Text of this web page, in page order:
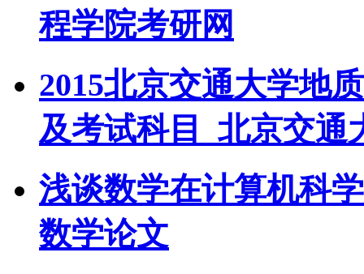
程学院考研网
2015北京交通大学地
及考试科目_北京交通
浅谈数学在计算机科
数学论文